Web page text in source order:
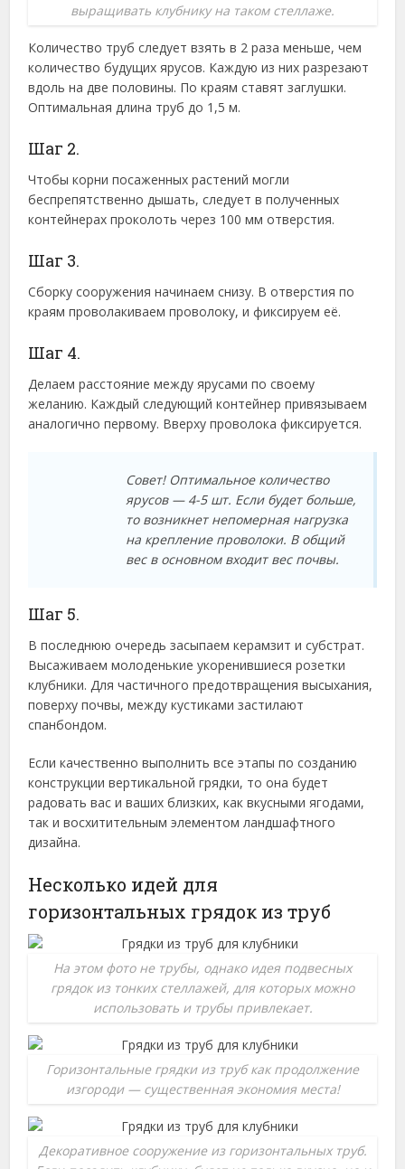
выращивать клубнику на таком стеллаже.
Количество труб следует взять в 2 раза меньше, чем
количество будущих ярусов. Каждую из них разрезают
вдоль на две половины. По краям ставят заглушки.
Оптимальная длина труб до 1,5 м.
Шаг 2.
Чтобы корни посаженных растений могли
беспрепятственно дышать, следует в полученных
контейнерах проколоть через 100 мм отверстия.
Шаг 3.
Сборку сооружения начинаем снизу. В отверстия по
краям проволакиваем проволоку, и фиксируем её.
Шаг 4.
Делаем расстояние между ярусами по своему
желанию. Каждый следующий контейнер привязываем
аналогично первому. Вверху проволока фиксируется.
Совет! Оптимальное количество
ярусов — 4-5 шт. Если будет больше,
то возникнет непомерная нагрузка
на крепление проволоки. В общий
вес в основном входит вес почвы.
Шаг 5.
В последнюю очередь засыпаем керамзит и субстрат.
Высаживаем молоденькие укоренившиеся розетки
клубники. Для частичного предотвращения высыхания,
поверху почвы, между кустиками застилают
спанбондом.
Если качественно выполнить все этапы по созданию
конструкции вертикальной грядки, то она будет
радовать вас и ваших близких, как вкусными ягодами,
так и восхитительным элементом ландшафтного
дизайна.
Несколько идей для
горизонтальных грядок из труб
На этом фото не трубы, однако идея подвесных
грядок из тонких стеллажей, для которых можно
использовать и трубы привлекает.
Горизонтальные грядки из труб как продолжение
изгороди — существенная экономия места!
Декоративное сооружение из горизонтальных труб.